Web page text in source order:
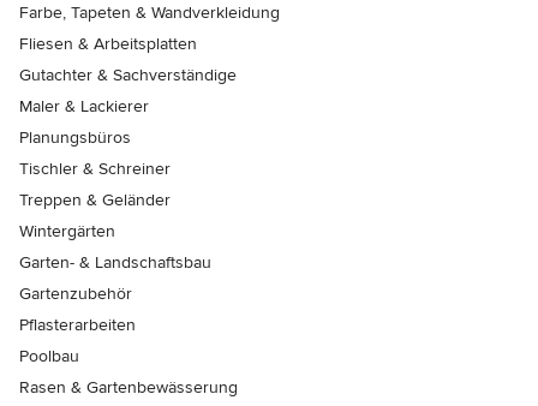
Farbe, Tapeten & Wandverkleidung
Fliesen & Arbeitsplatten
Gutachter & Sachverständige
Maler & Lackierer
Planungsbüros
Tischler & Schreiner
Treppen & Geländer
Wintergärten
Garten- & Landschaftsbau
Gartenzubehör
Pflasterarbeiten
Poolbau
Rasen & Gartenbewässerung